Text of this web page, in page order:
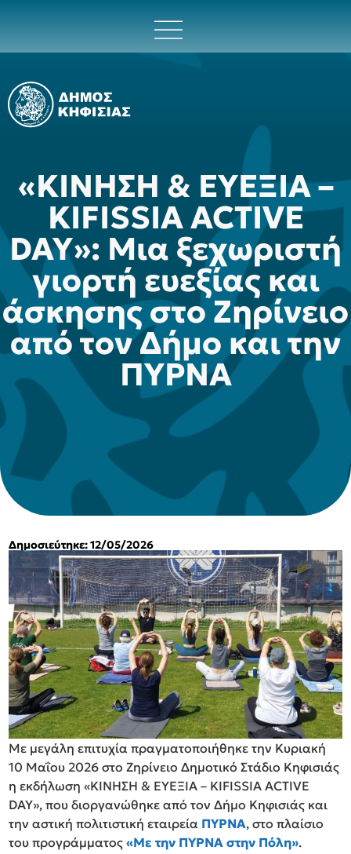
«ΚΙΝΗΣΗ & ΕΥΕΞΙΑ –
KIFISSIA ACTIVE
DAY»: Μια ξεχωριστή
γιορτή ευεξίας και
άσκησης στο Ζηρίνειο
από τον Δήμο και την
ΠΥΡΝΑ
Δημοσιεύτηκε: 12/05/2026
Με μεγάλη επιτυχία πραγματοποιήθηκε την Κυριακή
10 Μαΐου 2026 στο Ζηρίνειο Δημοτικό Στάδιο Κηφισιάς
η εκδήλωση «ΚΙΝΗΣΗ & ΕΥΕΞΙΑ – KIFISSIA ACTIVE
DAY», που διοργανώθηκε από τον Δήμο Κηφισιάς και
την αστική πολιτιστική εταιρεία ΠΥΡΝΑ, στο πλαίσιο
του προγράμματος«Με την ΠΥΡΝΑ στην Πόλη».